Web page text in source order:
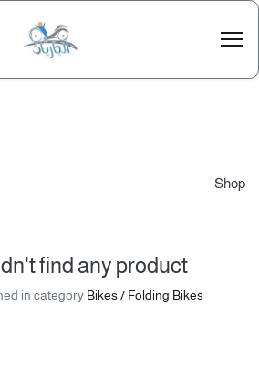
Shop
find any product!
in category Bikes / Folding Bikes